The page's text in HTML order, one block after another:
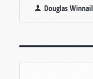
Douglas Winnail